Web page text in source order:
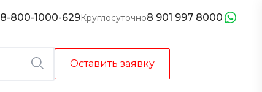
8-800-1000-629Круглосуточно8 901 997 8000
Оставить заявку